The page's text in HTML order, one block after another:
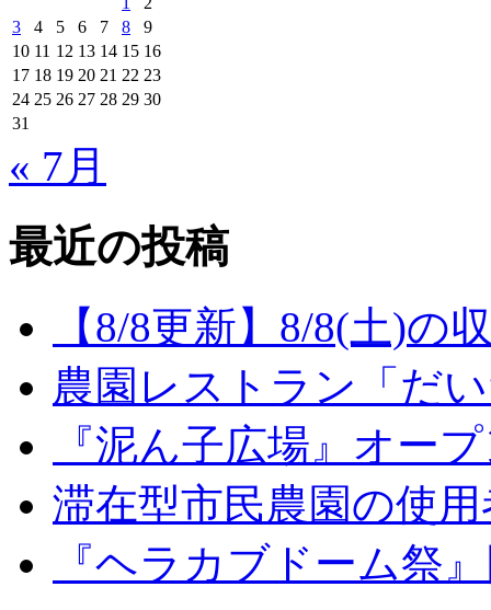
3
4 5 6 7 8
9
10 11 12 13 14 15 16
17 18 19 20 21 22 23
24 25 26 27 28 29 30
31
« 7月
最近の投稿
【8/8更新】8/8(土)の
農園レストラン「だ
『泥ん子広場』オー
滞在型市民農園の使
『ヘラカブドーム祭